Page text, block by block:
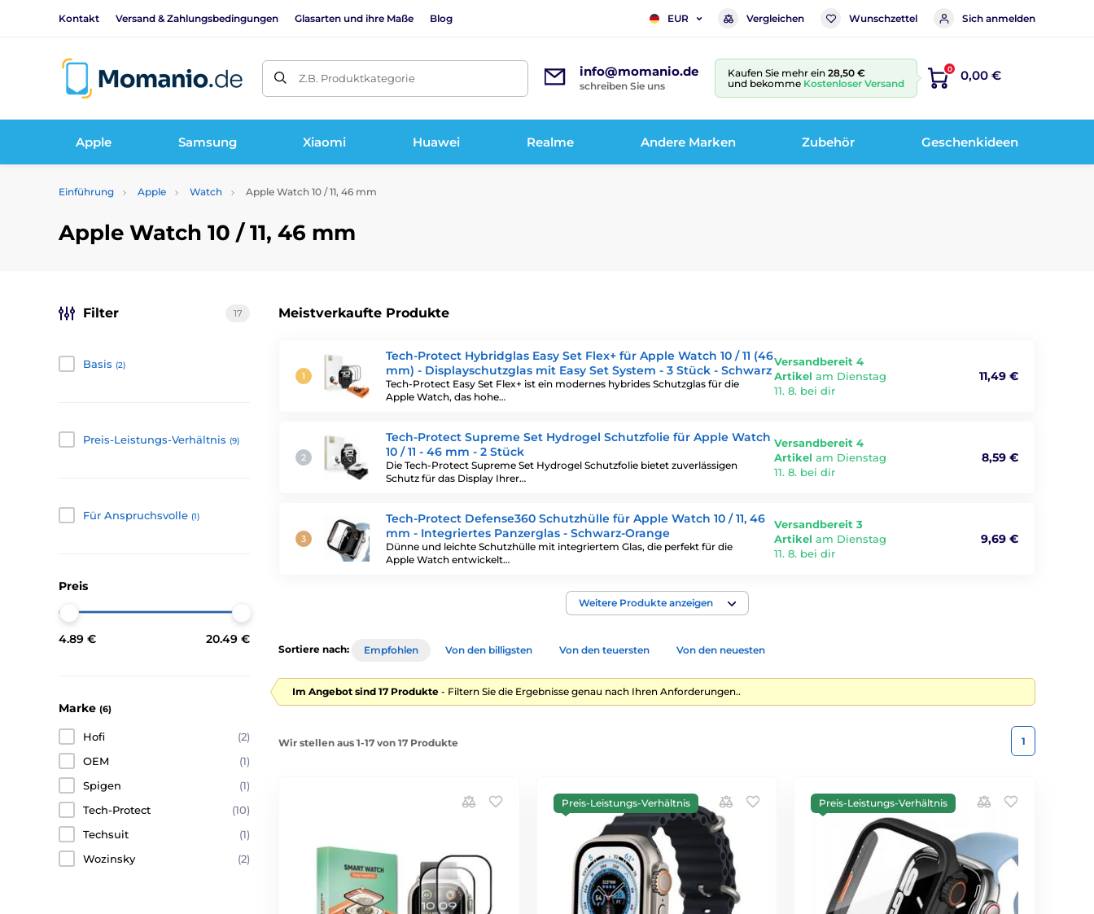
Kontakt Versand & Zahlungsbedingungen Glasarten und ihre Maße Blog EUR Vergleichen Wunschzettel Sich anmelden
Z.B. Produktkategorie info@momanio.de
schreiben Sie uns
Kaufen Sie mehr ein 28,50 €
und bekomme Kostenloser Versand
0 0,00 €
Apple Samsung Xiaomi Huawei Realme Andere Marken Zubehör Geschenkideen
Einführung Apple Watch Apple Watch 10 / 11, 46 mm
Apple Watch 10 / 11, 46 mm
Meistverkaufte Produkte
Tech-Protect Hybridglas Easy Set Flex+ für Apple Watch 10 / 11 (46
mm) - Displayschutzglas mit Easy Set System - 3 Stück - Schwarz
Tech-Protect Easy Set Flex+ ist ein modernes hybrides Schutzglas für die
Apple Watch, das hohe…
Versandbereit 4
Artikel am Dienstag
11. 8. bei dir
11,49 €
Tech-Protect Supreme Set Hydrogel Schutzfolie für Apple Watch
10 / 11 - 46 mm - 2 Stück
Die Tech-Protect Supreme Set Hydrogel Schutzfolie bietet zuverlässigen
Schutz für das Display Ihrer…
Versandbereit 4
Artikel am Dienstag
11. 8. bei dir
8,59 €
Tech-Protect Defense360 Schutzhülle für Apple Watch 10 / 11, 46
mm - Integriertes Panzerglas - Schwarz-Orange
Dünne und leichte Schutzhülle mit integriertem Glas, die perfekt für die
Apple Watch entwickelt…
Versandbereit 3
Artikel am Dienstag
11. 8. bei dir
9,69 €
Weitere Produkte anzeigen
Filter 17
Basis (2)
Preis-Leistungs-Verhältnis (9)
Für Anspruchsvolle (1)
Preis
4.89 € 20.49 €
Marke (6)
Hofi
(2)
OEM
(1)
Spigen
(1)
Tech-Protect
(10)
Techsuit
(1)
Wozinsky
(2)
Sortiere nach: Empfohlen Von den billigsten Von den teuersten Von den neuesten
Im Angebot sind 17 Produkte - Filtern Sie die Ergebnisse genau nach Ihren Anforderungen..
Wir stellen aus 1-17 von 17 Produkte 1
Preis-Leistungs-Verhältnis Preis-Leistungs-Verhältnis